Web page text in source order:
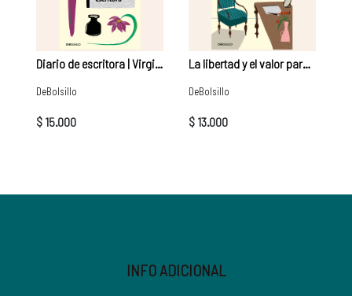
Diario de escritora | Virginia Woolf
DeBolsillo
$ 15.000
La libertad y el valor para escribir | Virgina Woolf
DeBolsillo
$ 13.000
INFO ADICIONAL